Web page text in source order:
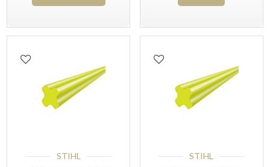
STIHL
STIHL